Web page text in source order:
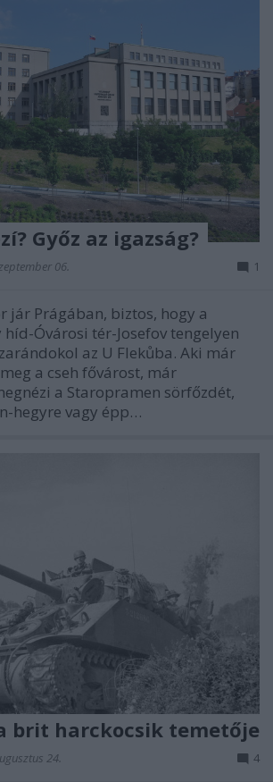
Győz az igazság?
06. 1
jár Prágában, biztos, hogy a
Óvárosi tér-Josefov tengelyen
az U Flekůba. Aki már
a cseh fővárost, már
a Staropramen sörfőzdét,
hegyre vagy épp…
brit harckocsik temetője
24. 4